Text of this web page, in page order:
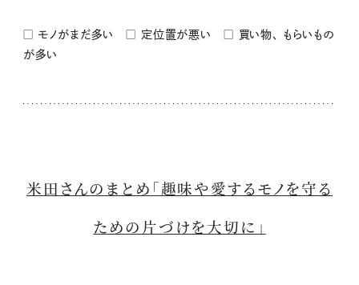
□ モノがまだ多い □ 定位置が悪い □ 買い物、 もらいもの
が多い
米田さんのまとめ「趣味や愛するモノを守る
ための片づけを大切に」